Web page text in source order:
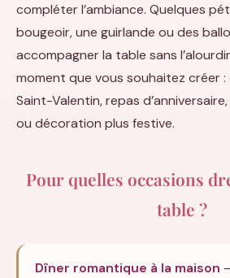
compléter l’ambiance. Quelques
bougeoir, une guirlande ou des
accompagner la table sans
moment que vous souhaitez créer
Saint-Valentin, repas
ou décoration plus festive.
Pour quelles occasions
table ?
Dîner romantique à la maison